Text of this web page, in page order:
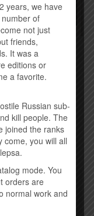
– 8 (2015)
260,00грн.
years, we have
of
not just
friends,
It was a
editions or
a favorite.
Russian sub-
kill people. The
joined the ranks
come, you will all
mode. You
orders are
normal work and